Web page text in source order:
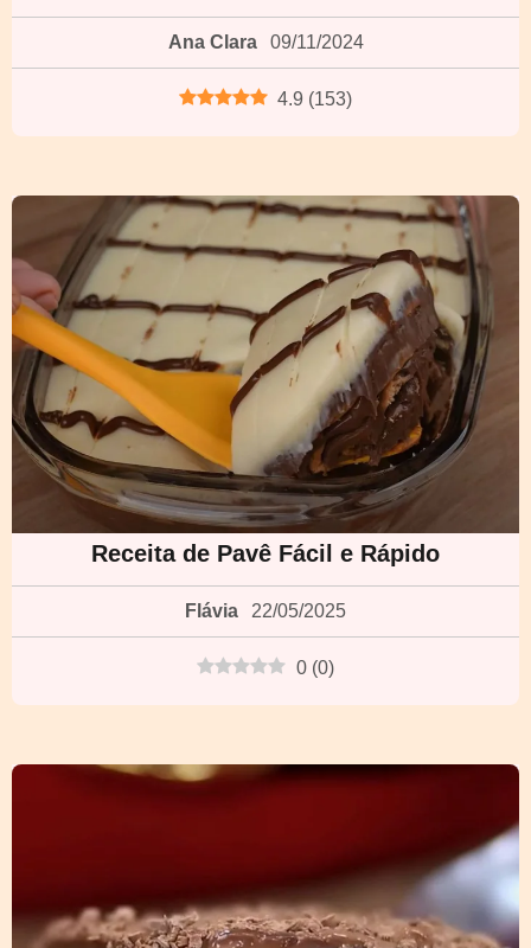
Ana Clara 09/11/2024
4.9 (153)
Receita de Pavê Fácil e Rápido
Flávia 22/05/2025
0 (0)